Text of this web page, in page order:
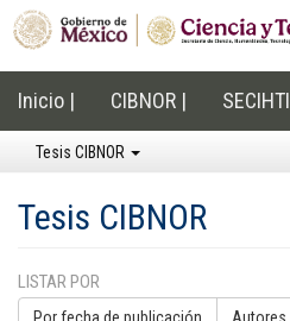
Inicio | CIBNOR | SECIHTI
Tesis CIBNOR
Tesis CIBNOR
LISTAR POR
Por fecha de publicación Autores